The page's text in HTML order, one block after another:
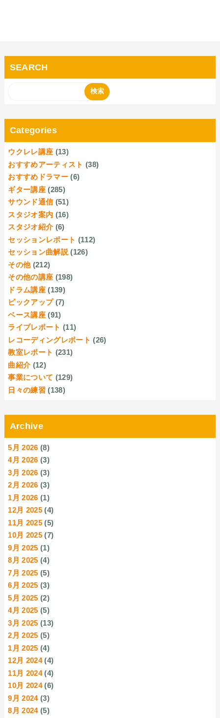
SEARCH
Categories
ウクレレ講座 (13)
おすすめアーティスト (38)
おすすめドラマー (6)
ギター講座 (285)
サウンド通信 (51)
スタジオ案内 (16)
スタジオ紹介 (6)
セッションレポート (112)
セッション曲解説 (126)
その他 (212)
その他の講座 (198)
ドラム講座 (139)
ピックアップ (7)
ベース講座 (91)
ライブレポート (11)
レコーディングレポート (26)
教室レポート (231)
曲紹介 (12)
事業について (129)
日々の練習 (138)
Archive
5月 2026 (8)
4月 2026 (3)
3月 2026 (3)
2月 2026 (3)
1月 2026 (1)
12月 2025 (4)
11月 2025 (5)
10月 2025 (7)
9月 2025 (1)
8月 2025 (4)
7月 2025 (5)
6月 2025 (3)
5月 2025 (2)
4月 2025 (5)
3月 2025 (13)
2月 2025 (5)
1月 2025 (4)
12月 2024(4)
11月 2024(4)
10月 2024(6)
9月 2024(3)
8月 2024(5)